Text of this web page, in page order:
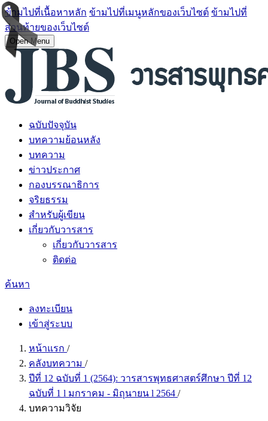
ข้ามไปที่เนื้อหาหลัก ข้ามไปที่เมนูหลักของเว็บไซต์ ข้ามไปที่
ส่วนท้ายของเว็บไซต์
Open Menu
ฉบับปัจจุบัน
บทความย้อนหลัง
บทความ
ข่าวประกาศ
กองบรรณาธิการ
จริยธรรม
สำหรับผู้เขียน
เกี่ยวกับวารสาร
เกี่ยวกับวารสาร
ติดต่อ
ค้นหา
ลงทะเบียน
เข้าสู่ระบบ
หน้าแรก /
คลังบทความ /
ปีที่ 12 ฉบับที่ 1 (2564): วารสารพุทธศาสตร์ศึกษา ปีที่ 12
ฉบับที่ 1 l มกราคม - มิถุนายน l 2564 /
บทความวิจัย